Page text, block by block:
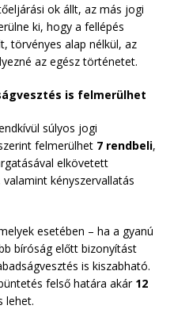
ok állt, az más jogi
ki, hogy a fellépés
törvényes alap nélkül, az
az egész történetet.
is felmerülhet
súlyos jogi
felmerülhet 7 rendbeli,
elkövetett
kényszervallatás
esetében – ha a gyanú
bíróság előtt bizonyítást
is kiszabható.
felső határa akár 12
lehet.